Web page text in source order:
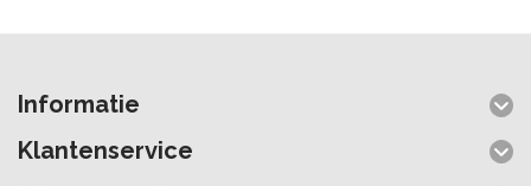
Informatie
Klantenservice